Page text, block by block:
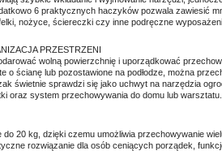
6 praktycznych haczyków pozwala zawiesić
nożyce, ściereczki czy inne podręczne
PRZESTRZENI
wolną powierzchnię i uporządkować
o ścianę lub pozostawione na podłodze, można
świetnie sprawdzi się jako uchwyt na narzędzia
oraz system przechowywania do domu lub warsztatu.
20 kg, dzięki czemu umożliwia przechowywanie
rozwiązanie dla osób ceniących porządek,